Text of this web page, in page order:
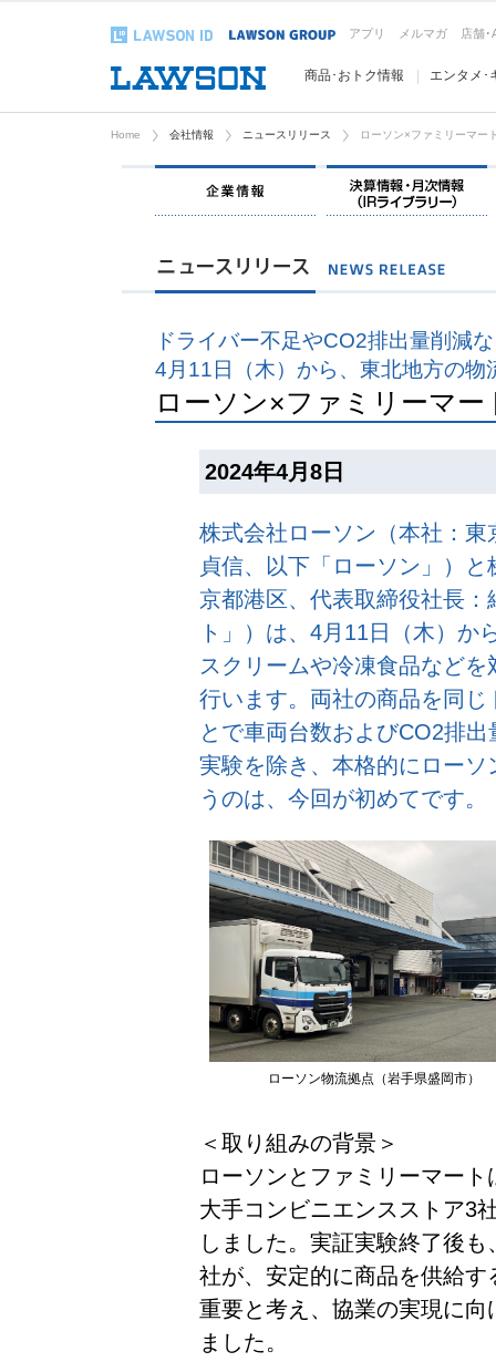
アプリ メルマガ 店舗･
商品･おトク情報 エンタメ･
Home 会社情報 ニュースリリース ローソン×ファミリーマー
企業情報
ドライバー不足やCO2排出量削減
4月11日（木）から、東北地方の物
ローソン×ファミリーマー
2024年4月8日
株式会社ローソン（本社：
貞信、以下「ローソン」）
京都港区、代表取締役社長
ト」）は、4月11日（木）か
スクリームや冷凍食品など
行います。両社の商品を同
とで車両台数およびCO2排
実験を除き、本格的にロー
うのは、今回が初めてです。
ローソン物流拠点（岩手県盛岡市）
＜取り組みの背景＞
ローソンとファミリーマー
大手コンビニエンスストア3
しました。実証実験終了後
社が、安定的に商品を供給
重要と考え、協業の実現に
ました。